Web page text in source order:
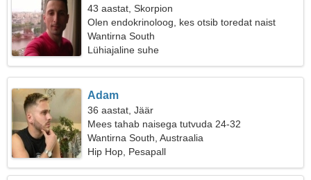
43 aastat, Skorpion
Olen endokrinoloog, kes otsib toredat naist
Wantirna South
Lühiajaline suhe
Adam
36 aastat, Jäär
Mees tahab naisega tutvuda 24-32
Wantirna South, Austraalia
Hip Hop, Pesapall